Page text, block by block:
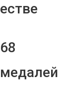
естве
68
медалей